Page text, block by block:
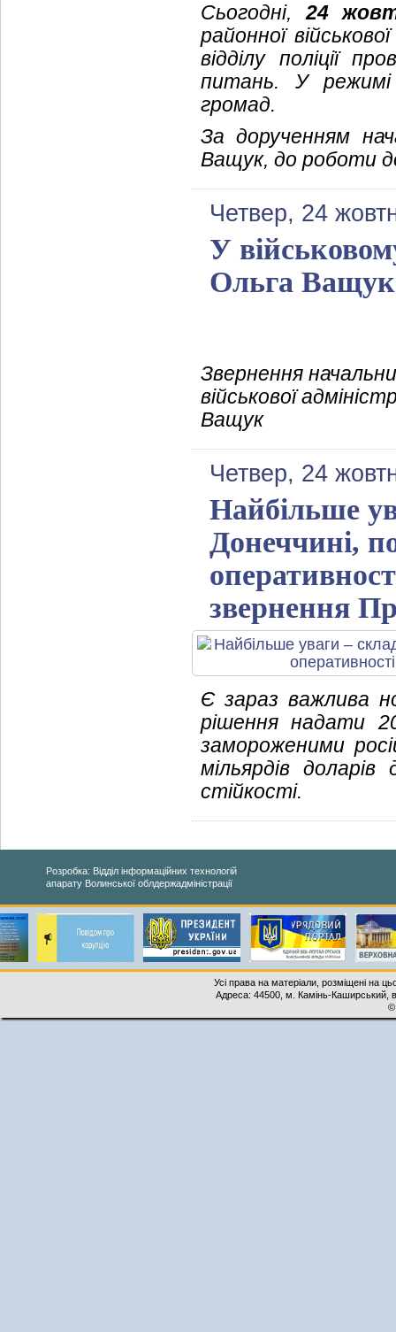
Сьогодні, 24
районної
відділу поліції
питань. У режимі
громад.
За дорученням
Ващук, до роботи
Четвер, 24
У
Ольга Ващук
Звернення
військової
Ващук
Четвер, 24
Найбільше
Донеччині,
звернення
Є зараз важлива
рішення надати
замороженими
мільярдів
стійкості.
Розробка: Відділ інформаційних технологій
апарату Волинської облдержадміністрації
Усі права на матеріали, розміщені на
Адреса: 44500, м. Камінь-Каширський,
©